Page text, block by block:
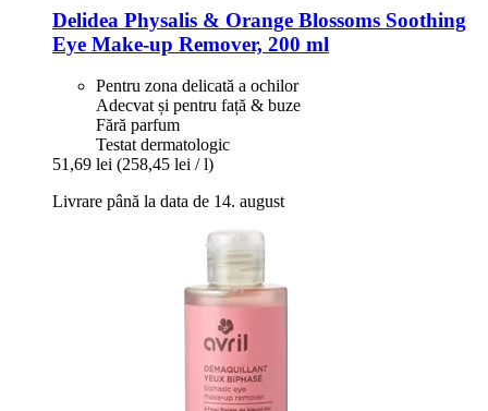
Delidea Physalis & Orange Blossoms Soothing
Eye Make-​up Remover, 200 ml
Pentru zona delicată a ochilor
Adecvat și pentru față & buze
Fără parfum
Testat dermatologic
51,69 lei (258,45 lei / l)
Livrare până la data de 14. august